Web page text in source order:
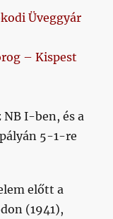
Üveggyár
– Kispest
I-ben, és a
5-1-re
előtt a
(1941),